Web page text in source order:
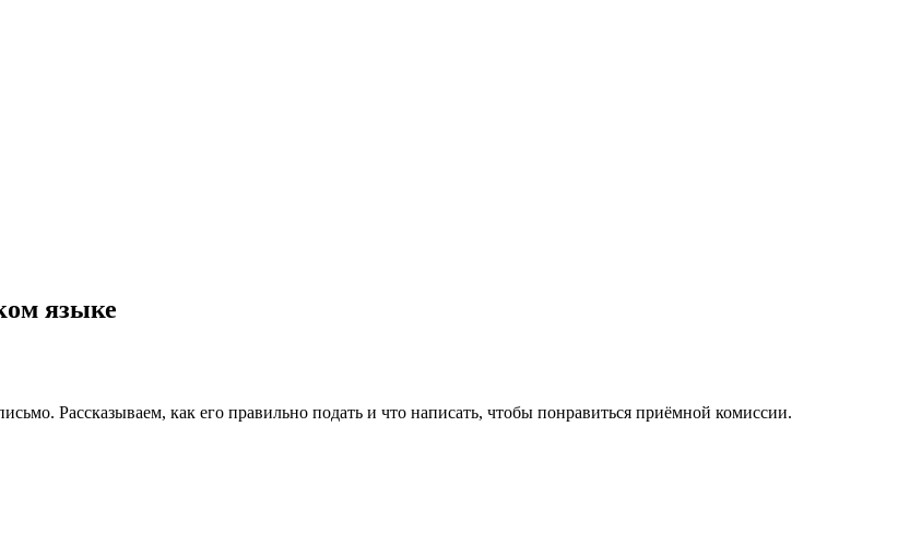
языке
Рассказываем, как его правильно подать и что написать, чтобы понравиться приёмной комиссии.